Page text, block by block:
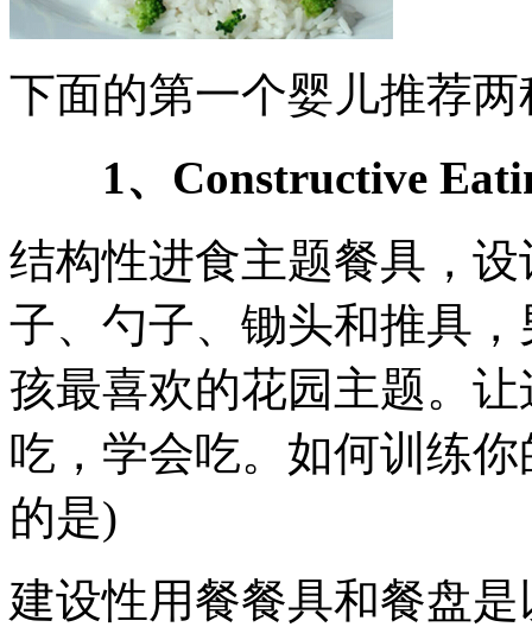
下面的第一个婴儿推荐
1、Constructive
结构性进食主题餐具，
子、勺子、锄头和推具
孩最喜欢的花园主题。
吃，学会吃。如何训练
的是)
建设性用餐餐具和餐盘